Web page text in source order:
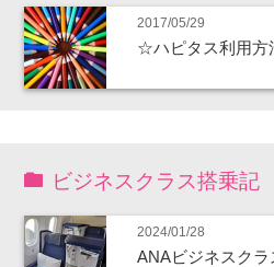
2017/05/29
☆ハピタス利用
ビジネスクラス搭乗記
2024/01/28
ANAビジネスク